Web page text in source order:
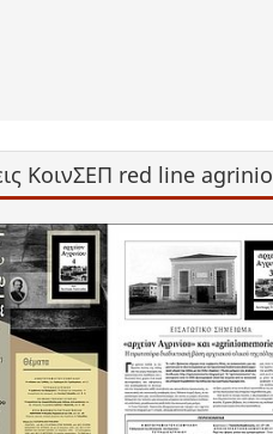
ΚοινΣΕΠ red line agrinio